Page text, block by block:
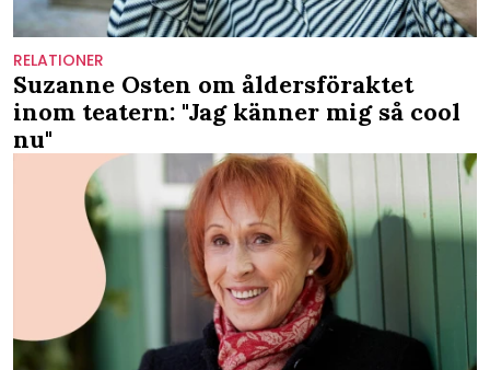
RELATIONER
Suzanne Osten om åldersföraktet
inom teatern: "Jag känner mig så cool
nu"